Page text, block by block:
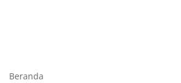
Beranda